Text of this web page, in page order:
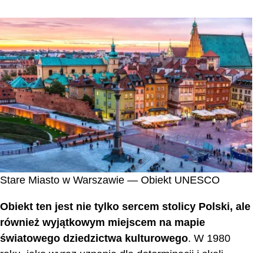
Stare Miasto w Warszawie — Obiekt UNESCO
Obiekt ten jest nie tylko sercem stolicy Polski, ale
również wyjątkowym miejscem na mapie
światowego dziedzictwa kulturowego. W 1980